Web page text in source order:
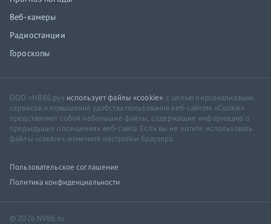
Веб-камеры
Радиостанции
Гороскопы
ООО «НВ86.ру» использует файлы «cookie», с целью персонализации
сервисов и повышения удобства пользования веб-сайтом. «Cookie»
представляют собой небольшие файлы, содержащие информацию о
предыдущих посещениях веб-сайта. Если вы не хотите использовать
файлы «cookie», измените настройки браузера.
Пользовательское соглашение
Политика конфиденциальности
© 2026 NV86.ru